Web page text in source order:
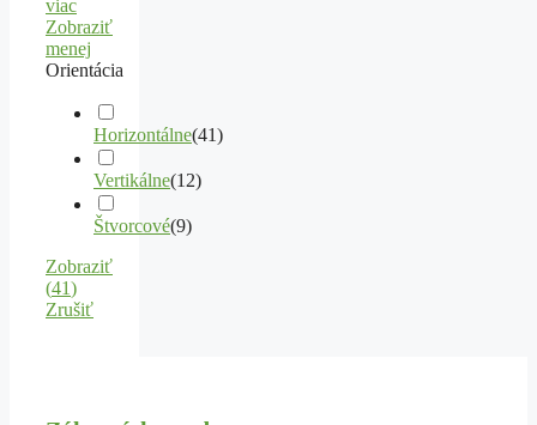
viac
Zobraziť
menej
Orientácia
Horizontálne(41)
Vertikálne(12)
Štvorcové(9)
Zobraziť
(41)
Zrušiť